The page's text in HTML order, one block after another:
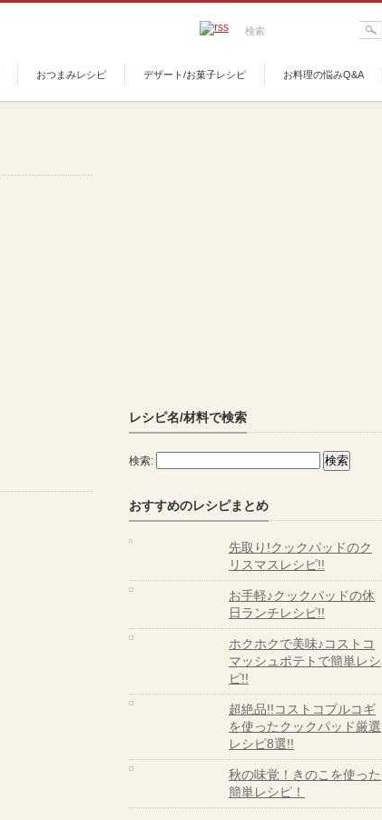
おつまみレシピ デザート/お菓子レシピ お料理の悩みQ&A
レシピ名/材料で検索
検索:
おすすめのレシピまとめ
先取り!クックパッドのク
リスマスレシピ!!
お手軽♪クックパッドの休
日ランチレシピ!!
ホクホクで美味♪コストコ
マッシュポテトで簡単レシ
ピ!!
超絶品!!コストコプルコギ
を使ったクックパッド厳選
レシピ8選!!
秋の味覚！きのこを使った
簡単レシピ！